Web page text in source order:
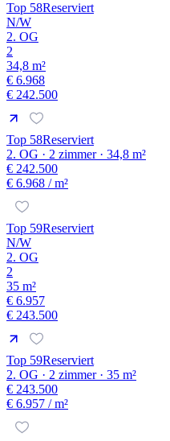
Top 58Reserviert
N/W
2. OG
2
34,8 m²
€ 6.968
€ 242.500
Top 58Reserviert
2. OG · 2 zimmer · 34,8 m²
€ 242.500
€ 6.968 / m²
Top 59Reserviert
N/W
2. OG
2
35 m²
€ 6.957
€ 243.500
Top 59Reserviert
2. OG · 2 zimmer · 35 m²
€ 243.500
€ 6.957 / m²